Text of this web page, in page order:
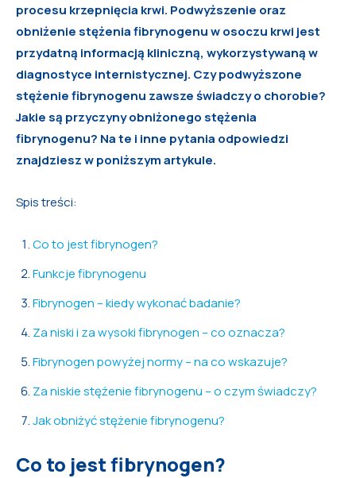
procesu krzepnięcia krwi. Podwyższenie oraz
obniżenie stężenia fibrynogenu w osoczu krwi jest
przydatną informacją kliniczną, wykorzystywaną w
diagnostyce internistycznej. Czy podwyższone
stężenie fibrynogenu zawsze świadczy o chorobie?
Jakie są przyczyny obniżonego stężenia
fibrynogenu? Na te i inne pytania odpowiedzi
znajdziesz w poniższym artykule.
Spis treści:
Co to jest fibrynogen?
Funkcje fibrynogenu
Fibrynogen – kiedy wykonać badanie?
Za niski i za wysoki fibrynogen – co oznacza?
Fibrynogen powyżej normy – na co wskazuje?
Za niskie stężenie fibrynogenu – o czym świadczy?
Jak obniżyć stężenie fibrynogenu?
Co to jest fibrynogen?